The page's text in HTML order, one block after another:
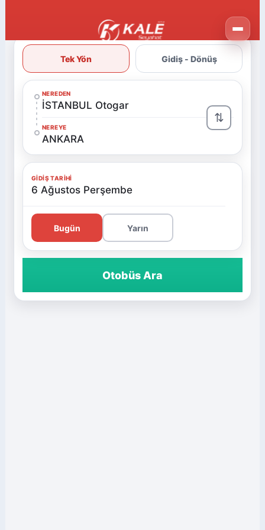
Tek Yön Gidiş - Dönüş
NEREDEN
İSTANBUL Otogar
NEREYE
ANKARA
⇅
GIDIŞ TARIHI
6 Ağustos Perşembe
Bugün Yarın
Otobüs Ara